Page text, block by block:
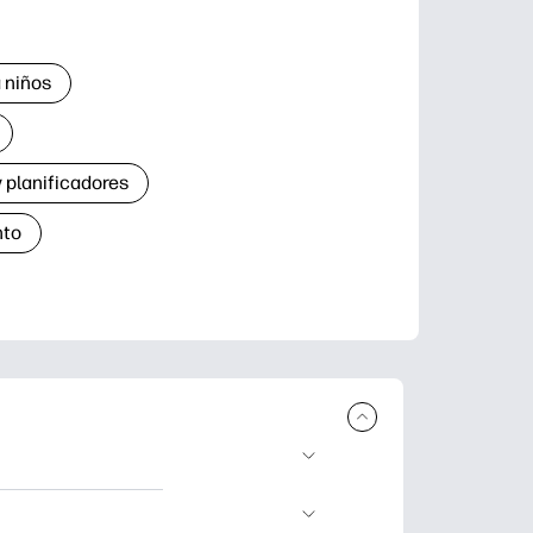
niños
planificadores